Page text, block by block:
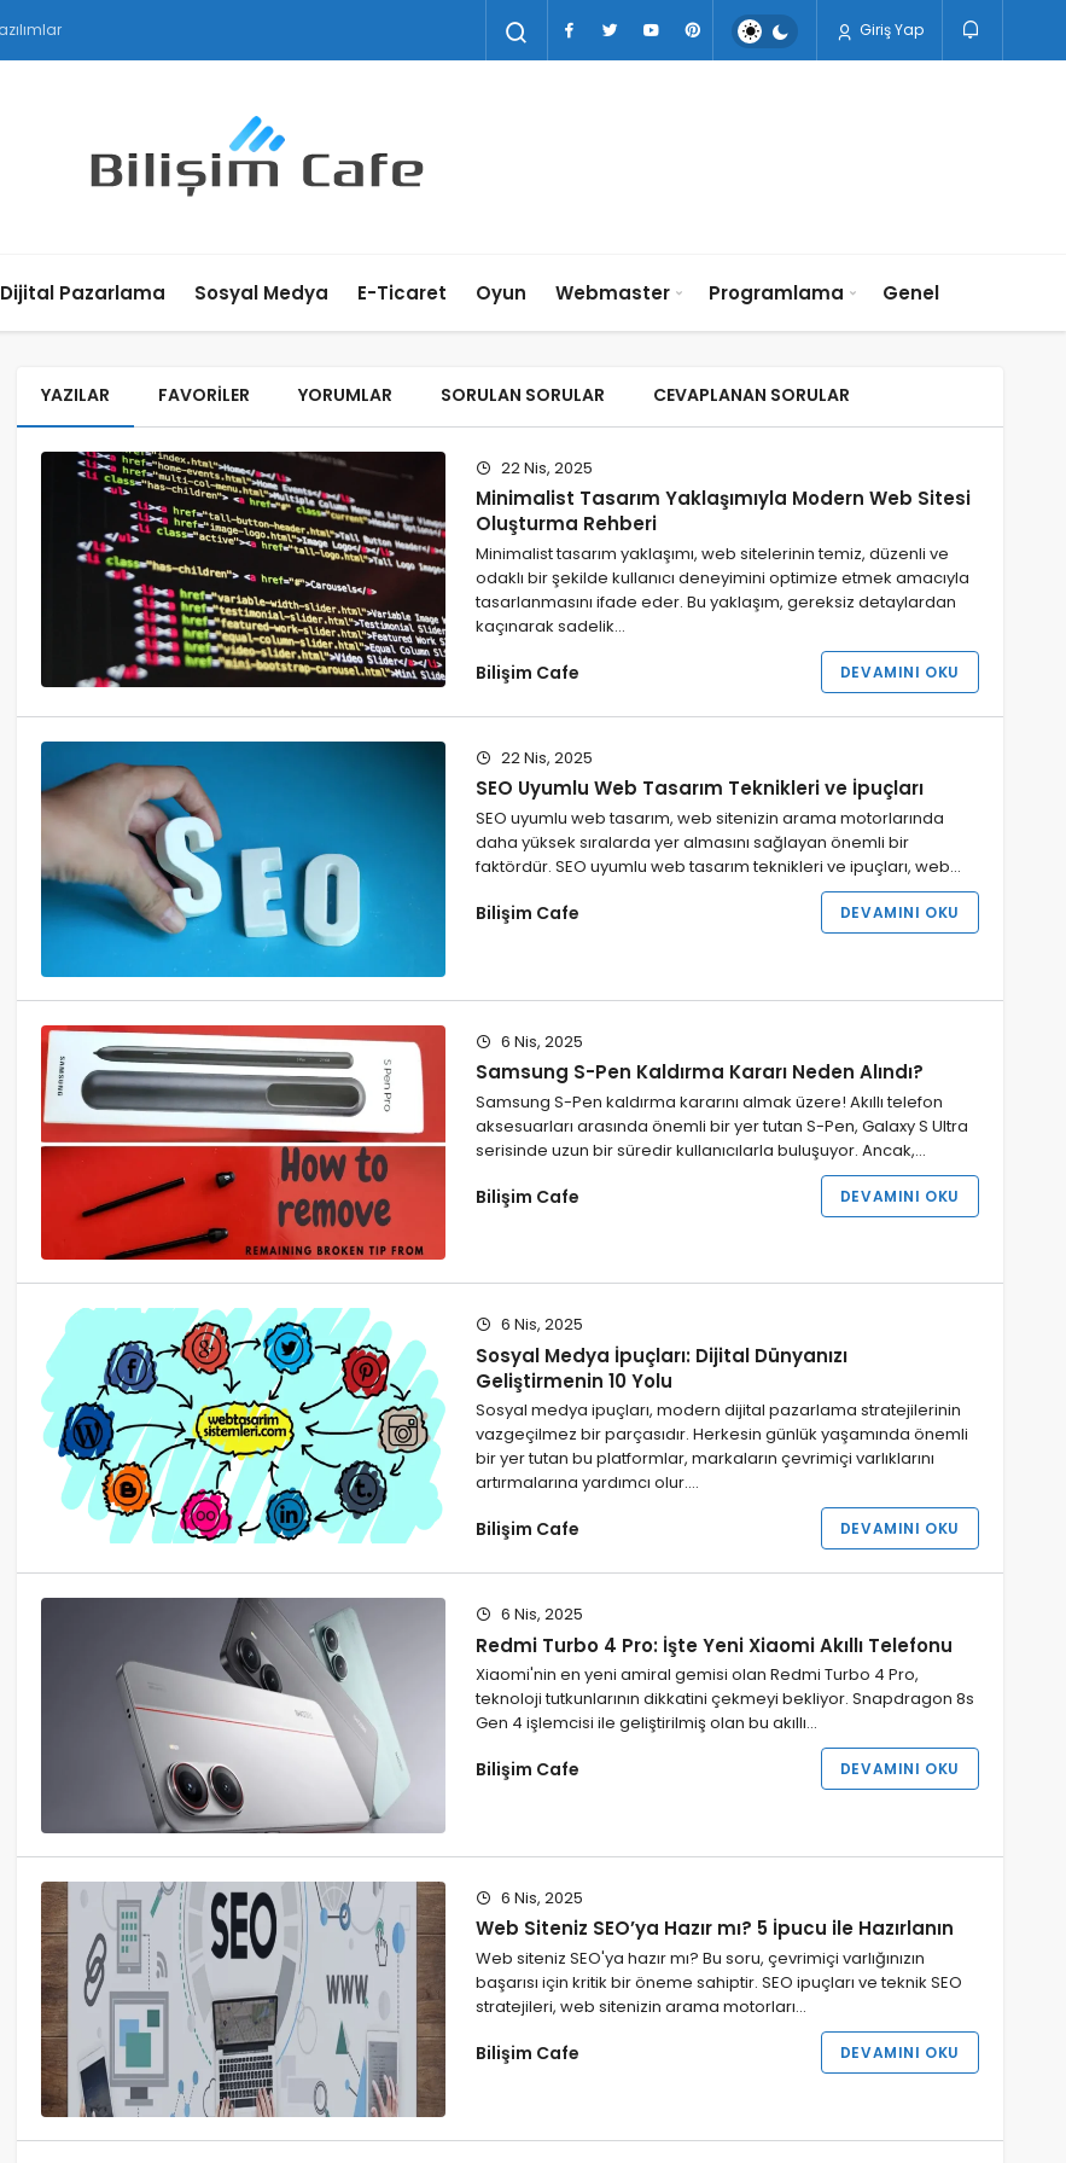
Giriş Yap
Dijital Pazarlama Sosyal Medya E-Ticaret Oyun Webmaster Programlama Genel
YAZILAR FAVORILER YORUMLAR SORULAN SORULAR CEVAPLANAN SORULAR
22 Nis, 2025
Minimalist Tasarım Yaklaşımıyla Modern Web Sitesi
Oluşturma Rehberi
Minimalist tasarım yaklaşımı, web sitelerinin temiz, düzenli ve
odaklı bir şekilde kullanıcı deneyimini optimize etmek amacıyla
tasarlanmasını ifade eder. Bu yaklaşım, gereksiz detaylardan
kaçınarak sadelik…
Bilişim Cafe DEVAMINI OKU
22 Nis, 2025
SEO Uyumlu Web Tasarım Teknikleri ve İpuçları
SEO uyumlu web tasarım, web sitenizin arama motorlarında
daha yüksek sıralarda yer almasını sağlayan önemli bir
faktördür. SEO uyumlu web tasarım teknikleri ve ipuçları, web…
Bilişim Cafe DEVAMINI OKU
6 Nis, 2025
Samsung S-Pen Kaldırma Kararı Neden Alındı?
Samsung S-Pen kaldırma kararını almak üzere! Akıllı telefon
aksesuarları arasında önemli bir yer tutan S-Pen, Galaxy S Ultra
serisinde uzun bir süredir kullanıcılarla buluşuyor. Ancak,…
Bilişim Cafe DEVAMINI OKU
6 Nis, 2025
Sosyal Medya İpuçları: Dijital Dünyanızı
Geliştirmenin 10 Yolu
Sosyal medya ipuçları, modern dijital pazarlama stratejilerinin
vazgeçilmez bir parçasıdır. Herkesin günlük yaşamında önemli
bir yer tutan bu platformlar, markaların çevrimiçi varlıklarını
artırmalarına yardımcı olur.…
Bilişim Cafe DEVAMINI OKU
6 Nis, 2025
Redmi Turbo 4 Pro: İşte Yeni Xiaomi Akıllı Telefonu
Xiaomi'nin en yeni amiral gemisi olan Redmi Turbo 4 Pro,
teknoloji tutkunlarının dikkatini çekmeyi bekliyor. Snapdragon 8s
Gen 4 işlemcisi ile geliştirilmiş olan bu akıllı…
Bilişim Cafe DEVAMINI OKU
6 Nis, 2025
Web Siteniz SEO’ya Hazır mı? 5 İpucu ile Hazırlanın
Web siteniz SEO'ya hazır mı? Bu soru, çevrimiçi varlığınızın
başarısı için kritik bir öneme sahiptir. SEO ipuçları ve teknik SEO
stratejileri, web sitenizin arama motorları…
Bilişim Cafe DEVAMINI OKU